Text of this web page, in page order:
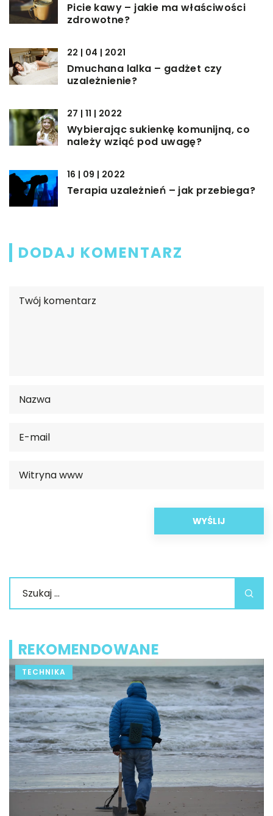
Picie kawy – jakie ma właściwości
zdrowotne?
22 | 04 | 2021
Dmuchana lalka – gadżet czy
uzależnienie?
27 | 11 | 2022
Wybierając sukienkę komunijną, co
należy wziąć pod uwagę?
16 | 09 | 2022
Terapia uzależnień – jak przebiega?
DODAJ KOMENTARZ
REKOMENDOWANE
TECHNIKA